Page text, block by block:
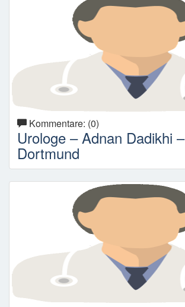
Kommentare: (0)
Urologe – Adnan Dadikhi –
Dortmund